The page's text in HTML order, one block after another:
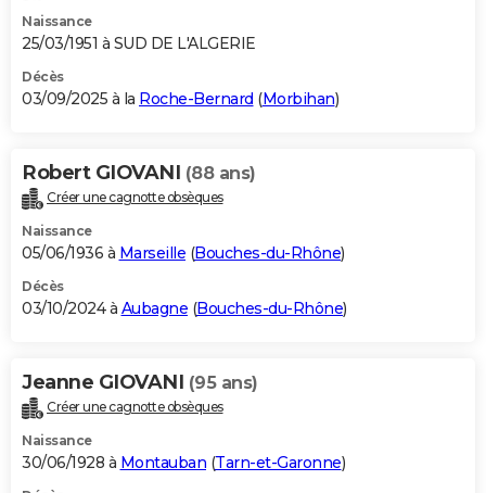
Dictionnaire
Biographies
Citations
Expressions
Proverbes
PROGRAMME TV
S'inscrire
Se connecter
Lycées
Collèges
Primaires
Universités
Entreprises
Service militaire
Avis de recherche
AVIS DE DÉCÈS
Bricolage
Lifestyle
Culture
Sport
Auto
Television
Voyage
Cinema
Naissance
25/03/1951 à SUD DE L'ALGERIE
Décès
03/09/2025 à la Roche-Bernard (Morbihan)
Robert GIOVANI (88 ans)
Créer une cagnotte obsèques
Naissance
05/06/1936 à Marseille (Bouches-du-Rhône)
Décès
03/10/2024 à Aubagne (Bouches-du-Rhône)
Jeanne GIOVANI (95 ans)
Créer une cagnotte obsèques
Naissance
30/06/1928 à Montauban (Tarn-et-Garonne)